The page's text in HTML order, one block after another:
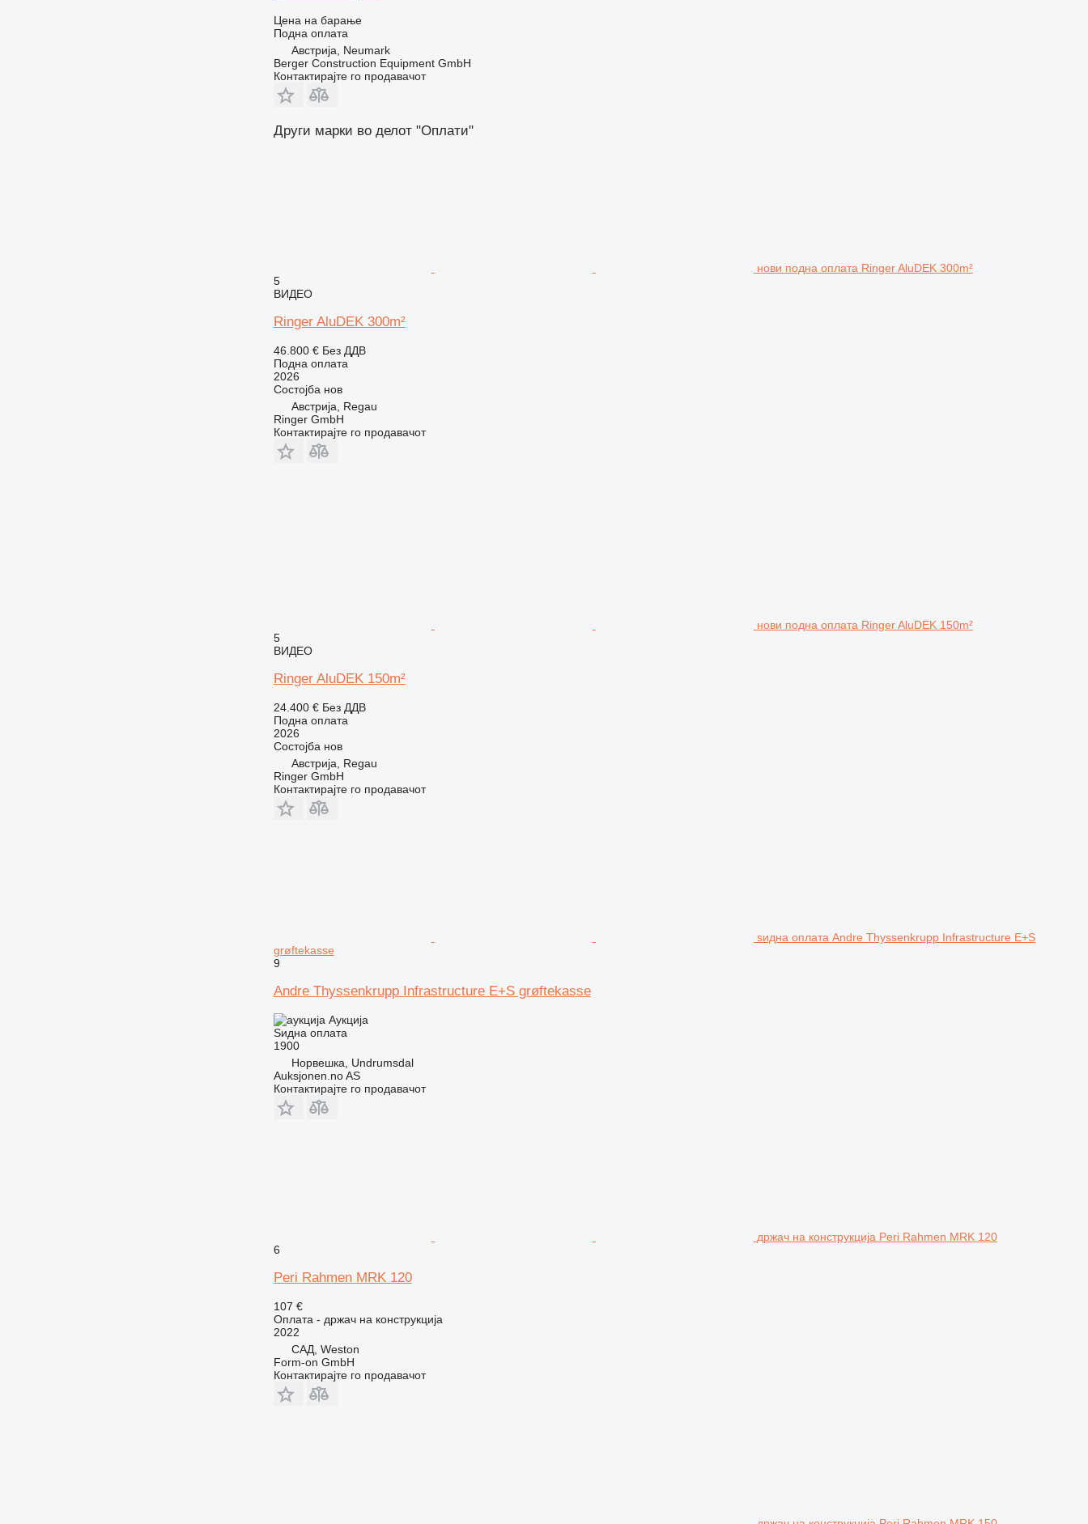
Цена на барање
Подна оплата
Австрија, Neumark
Berger Construction Equipment GmbH
Контактирајте го продавачот
Други марки во делот "Оплати"
нови подна оплата Ringer AluDEK 300m²
5
ВИДЕО
Ringer AluDEK 300m²
46.800 € Без ДДВ
Подна оплата
2026
Состојба нов
Австрија, Regau
Ringer GmbH
Контактирајте го продавачот
нови подна оплата Ringer AluDEK 150m²
5
ВИДЕО
Ringer AluDEK 150m²
24.400 € Без ДДВ
Подна оплата
2026
Состојба нов
Австрија, Regau
Ringer GmbH
Контактирајте го продавачот
ѕидна оплата Andre Thyssenkrupp Infrastructure E+S
grøftekasse
9
Andre Thyssenkrupp Infrastructure E+S grøftekasse
Аукција
Ѕидна оплата
1900
Норвешка, Undrumsdal
Auksjonen.no AS
Контактирајте го продавачот
држач на конструкција Peri Rahmen MRK 120
6
Peri Rahmen MRK 120
107 €
Оплата - држач на конструкција
2022
САД, Weston
Form-on GmbH
Контактирајте го продавачот